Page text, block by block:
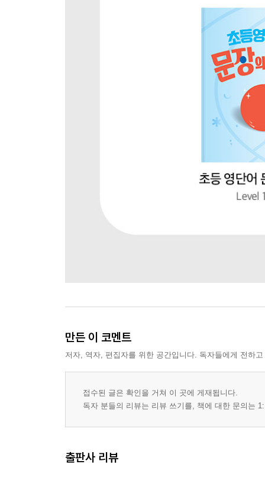
만든 이 코멘트
저자, 역자, 편집자를 위한 공간입니다. 독자들에게 전하
접수된 글은 확인을 거쳐 이 곳에 게재됩니다.
독자 분들의 리뷰는 리뷰 쓰기를, 책에 대한 문의는
출판사 리뷰